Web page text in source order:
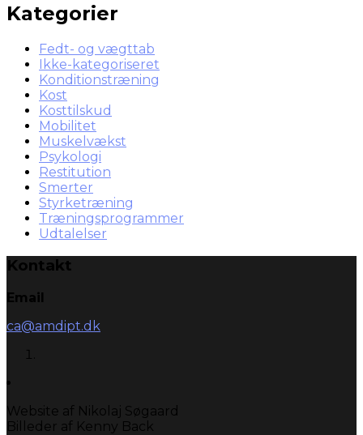
Kategorier
Fedt- og vægttab
Ikke-kategoriseret
Konditionstræning
Kost
Kosttilskud
Mobilitet
Muskelvækst
Psykologi
Restitution
Smerter
Styrketræning
Træningsprogrammer
Udtalelser
Kontakt
Email
ca@amdipt.dk
Website af Nikolaj Søgaard
Billeder af Kenny Back